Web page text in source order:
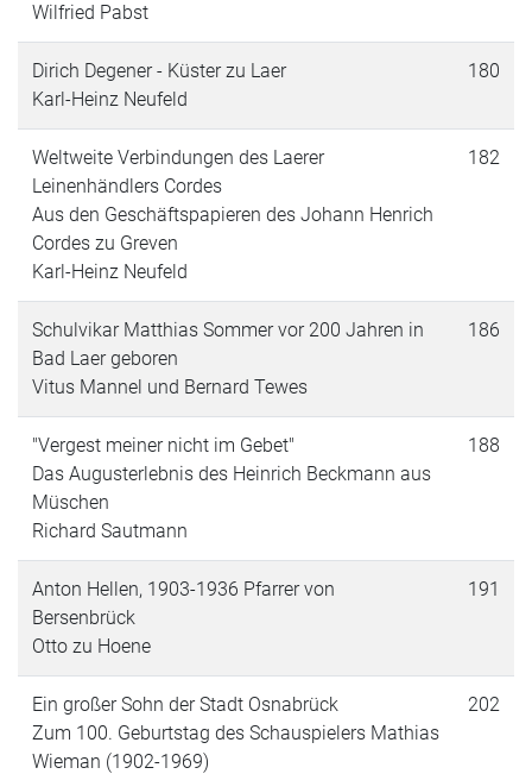
Wilfried Pabst
Dirich Degener - Küster zu Laer
Karl-Heinz Neufeld
180
Weltweite Verbindungen des Laerer
Leinenhändlers Cordes
Aus den Geschäftspapieren des Johann Henrich
Cordes zu Greven
Karl-Heinz Neufeld
182
Schulvikar Matthias Sommer vor 200 Jahren in
Bad Laer geboren
Vitus Mannel und Bernard Tewes
186
"Vergest meiner nicht im Gebet"
Das Augusterlebnis des Heinrich Beckmann aus
Müschen
Richard Sautmann
188
Anton Hellen, 1903-1936 Pfarrer von
Bersenbrück
Otto zu Hoene
191
Ein großer Sohn der Stadt Osnabrück
Zum 100. Geburtstag des Schauspielers Mathias
Wieman (1902-1969)
202